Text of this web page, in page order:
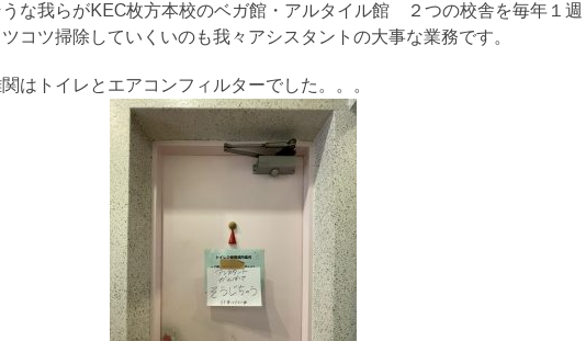
な我らがKEC枚方本校のベガ館・アルタイル館 ２つの校舎を毎年１週
コツ掃除していくいのも我々アシスタントの大事な業務です。
はトイレとエアコンフィルターでした。。。